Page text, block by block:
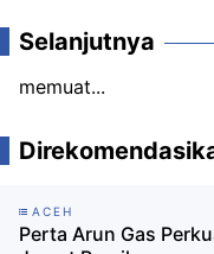
Selanjutnya
memuat...
ACEH
Perta Arun Gas